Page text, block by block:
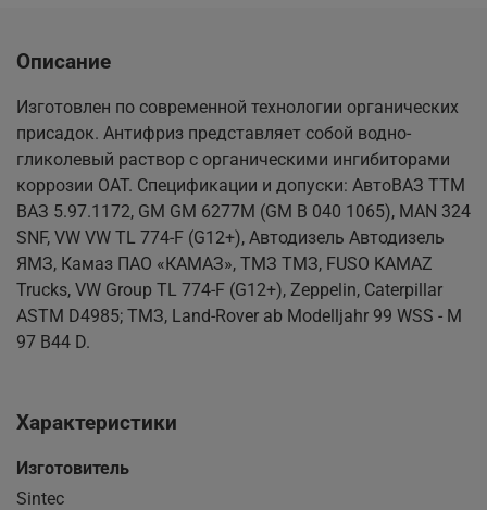
Описание
Изготовлен по современной технологии органических
присадок. Антифриз представляет собой водно-
гликолевый раствор с органическими ингибиторами
коррозии OAT. Спецификации и допуски: АвтоВАЗ ТТМ
ВАЗ 5.97.1172, GM GM 6277M (GM B 040 1065), MAN 324
SNF, VW VW TL 774-F (G12+), Автодизель Автодизель
ЯМЗ, Камаз ПАО «КАМАЗ», ТМЗ ТМЗ, FUSO KAMAZ
Trucks, VW Group TL 774-F (G12+), Zeppelin, Caterpillar
ASTM D4985; ТМЗ, Land-Rover ab Modelljahr 99 WSS - M
97 B44 D.
Характеристики
Изготовитель
Sintec